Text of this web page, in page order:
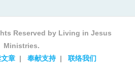
Reserved by Living in Jesus
Ministries.
章 奉献支持 联络我们